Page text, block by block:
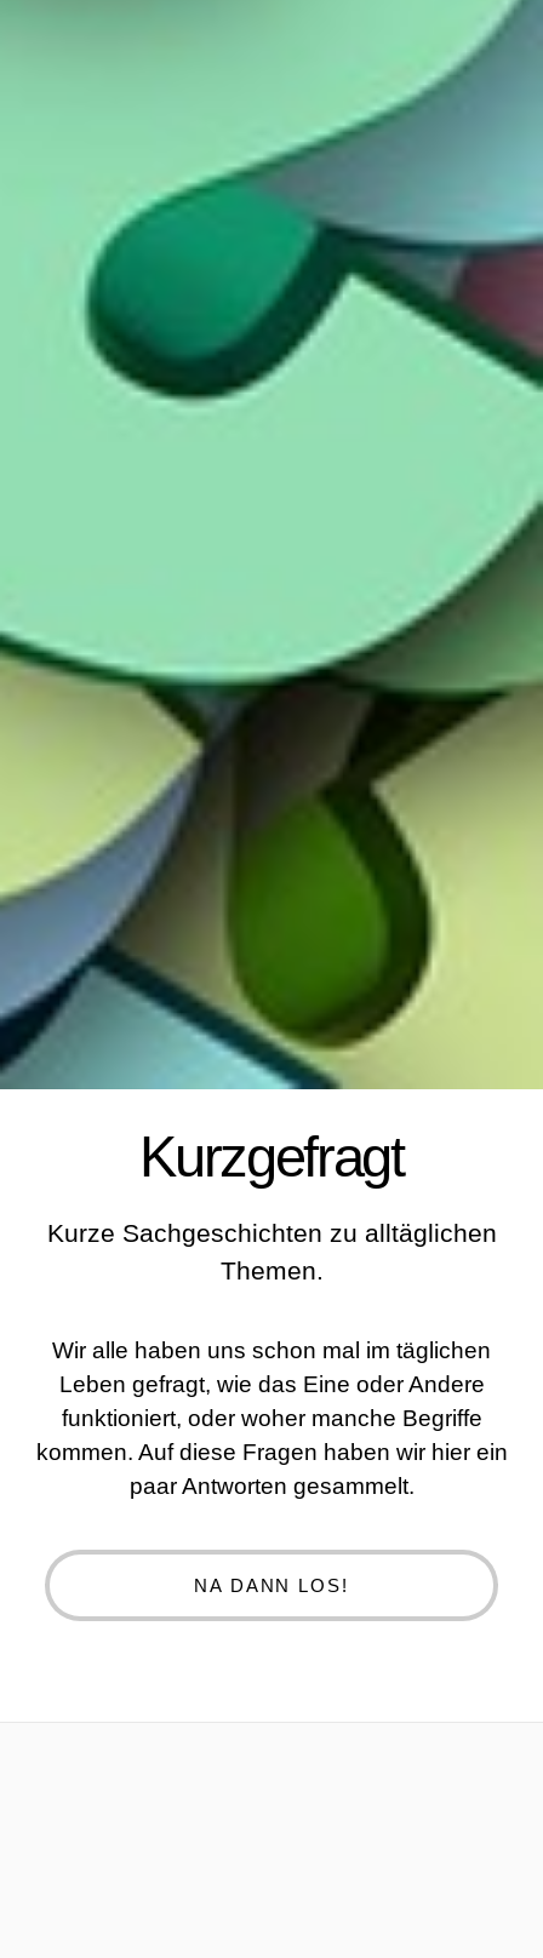
Kurzgefragt
Kurze Sachgeschichten zu alltäglichen
Themen.
Wir alle haben uns schon mal im täglichen
Leben gefragt, wie das Eine oder Andere
funktioniert, oder woher manche Begriffe
kommen. Auf diese Fragen haben wir hier ein
paar Antworten gesammelt.
NA DANN LOS!